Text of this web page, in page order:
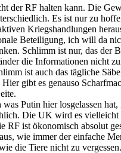
der RF halten kann. Die
Es ist nur zu
Kriegshandlungen
Beteiligung, ich will da
Schlimm ist nur, das der
die Informationen nicht
ist auch das tägliche
Hier gibt es genauso
was Putin hier losgelassen hat,
Die UK wird es vielleicht
RF ist ökonomisch absolut
wie immer der einfache
die Tiere nicht zu vergessen.